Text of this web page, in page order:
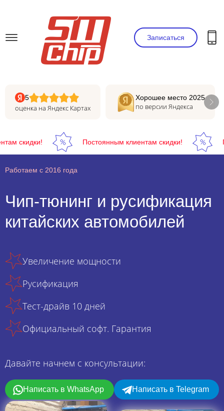
Записаться
5
оценка на Яндекс Картах
Хорошее место 2025
по версии Яндекса
скидки! Постоянным клиентам скидки!
Работаем с 2016 года
Чип-тюнинг и русификация
китайских автомобилей
Увеличение мощности
Русификация
Тест-драйв 10 дней
Официальный софт. Гарантия
Давайте начнем с консультации:
Написать в WhatsApp Написать в Telegram